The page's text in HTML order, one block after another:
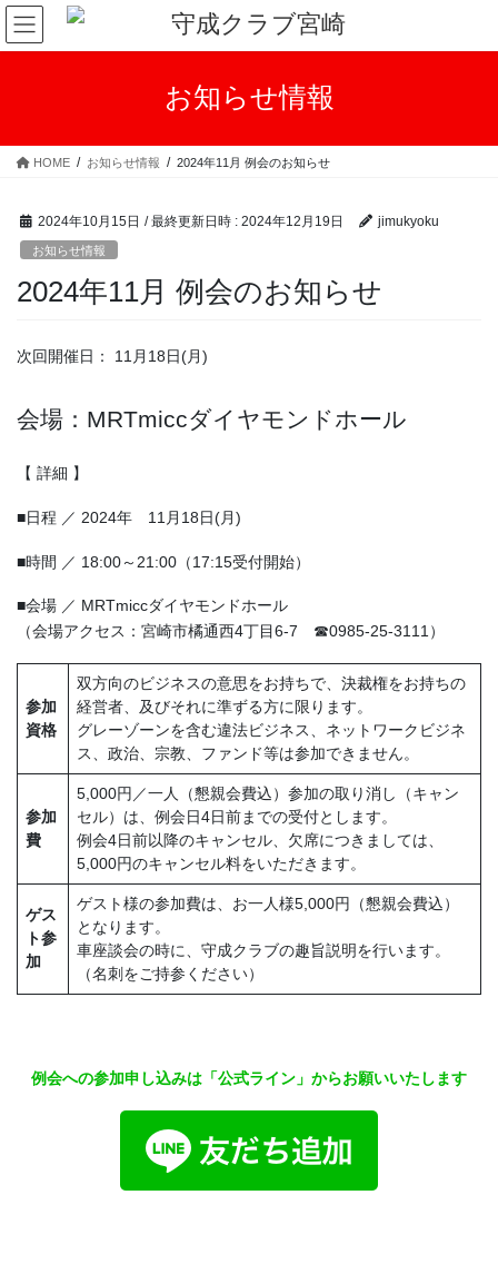
コ
ン
テ
ス
ナ
ビ
ゲ
ン
お知らせ情報
HOME お知らせ情報 2024年11月 例会のお知らせ
2024年10月15日 / 最終更新日時 : 2024年12月19日 jimukyoku
お知らせ情報
2024年11月 例会のお知らせ
次回開催日： 11月18日(月)
会場：MRTmiccダイヤモンドホール
【 詳細 】
■日程 ／ 2024年 11月18日(月)
■時間 ／ 18:00～21:00（17:15受付開始）
■会場 ／ MRTmiccダイヤモンドホール
（会場アクセス：宮崎市橘通西4丁目6-7 ☎0985-25-3111）
参加
資格
双方向のビジネスの意思をお持ちで、決裁権をお持ちの
経営者、及びそれに準ずる方に限ります。
グレーゾーンを含む違法ビジネス、ネットワークビジネ
ス、政治、宗教、ファンド等は参加できません。
参加
費
5,000円／一人（懇親会費込）参加の取り消し（キャン
セル）は、例会日4日前までの受付とします。
例会4日前以降のキャンセル、欠席につきましては、
5,000円のキャンセル料をいただきます。
ゲス
ト参
加
ゲスト様の参加費は、お一人様5,000円（懇親会費込）
となります。
車座談会の時に、守成クラブの趣旨説明を行います。
（名刺をご持参ください）
例会への参加申し込みは「公式ライン」からお願いいたします